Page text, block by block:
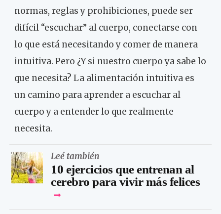
normas, reglas y prohibiciones, puede ser
difícil “escuchar” al cuerpo, conectarse con
lo que está necesitando y comer de manera
intuitiva. Pero ¿Y si nuestro cuerpo ya sabe lo
que necesita? La alimentación intuitiva es
un camino para aprender a escuchar al
cuerpo y a entender lo que realmente
necesita.
Leé también
10 ejercicios que entrenan al
cerebro para vivir más felices